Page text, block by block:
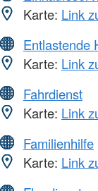
Karte: Link
Entlastende
Karte: Link
Fahrdienst
Karte: Link
Familienhilfe
Karte: Link